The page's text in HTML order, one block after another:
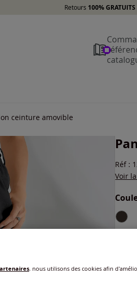
Retours 100%
ceinture amovible
Réf :
Voir
, nous utilisons des cookies afin